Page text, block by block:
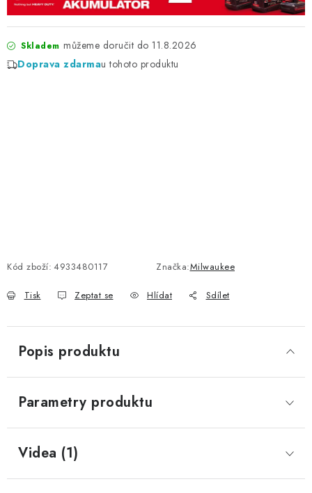
Skladem
11.8.2026
Doprava zdarmau tohoto produktu
Kód zboží: 4933480117 Značka:Milwaukee
Tisk Zeptat se Hlídat Sdílet
Popis produktu
Parametry produktu
Videa (1)